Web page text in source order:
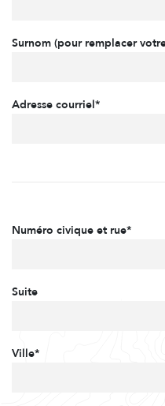
Surnom (pour remplacer
Adresse courriel*
Numéro civique et rue*
Suite
Ville*